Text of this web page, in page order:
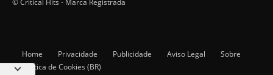
© Critical Hits - Marca Registrada
Home Privacidade Publicidade Aviso Legal
Sobre
Política de Cookies (BR)